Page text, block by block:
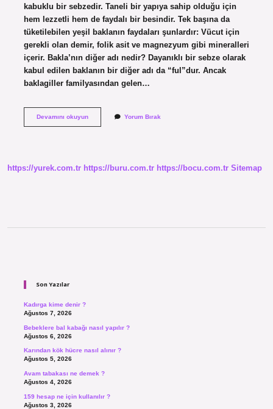
kabuklu bir sebzedir. Taneli bir yapıya sahip olduğu için
hem lezzetli hem de faydalı bir besindir. Tek başına da
tüketilebilen yeşil baklanın faydaları şunlardır: Vücut için
gerekli olan demir, folik asit ve magnezyum gibi mineralleri
içerir. Bakla’nın diğer adı nedir? Dayanıklı bir sebze olarak
kabul edilen baklanın bir diğer adı da “ful”dur. Ancak
baklagiller familyasından gelen…
Devamını okuyunBakla
Yorum Bırak
https://yurek.com.tr https://buru.com.tr https://bocu.com.tr Sitemap
Son Yazılar
Kadırga kime denir ?
Ağustos 7, 2026
Bebeklere bal kabağı nasıl yapılır ?
Ağustos 6, 2026
Karından kök hücre nasıl alınır ?
Ağustos 5, 2026
Avam tabakası ne demek ?
Ağustos 4, 2026
159 hesap ne için kullanılır ?
Ağustos 3, 2026